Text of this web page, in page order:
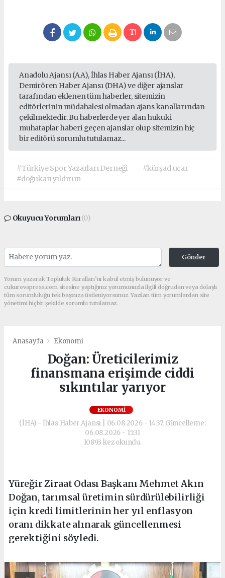
Anadolu Ajansı (AA), İhlas Haber Ajansı (İHA),
Demirören Haber Ajansı (DHA) ve diğer ajanslar
tarafından eklenen tüm haberler, sitemizin
editörlerinin müdahalesi olmadan ajans kanallarından
çekilmektedir. Bu haberlerde yer alan hukuki
muhataplar haberi geçen ajanslar olup sitemizin hiç
bir editörü sorumlu tutulamaz...
#Türkiye Spor Yazarları Derneği
#kürşad uçar
#doğukan yıldırım
Okuyucu Yorumları(0)
Gönder
Yorum yazarak Topluluk Kuralları’nı kabul etmiş bulunuyor ve
cukurovapress.com sitesine yaptığınız yorumunuzla ilgili doğrudan veya dolaylı
tüm sorumluluğu tek başınıza üstleniyorsunuz. Yazılan tüm yorumlardan site
yönetimi hiçbir şekilde sorumlu tutulamaz.
Anasayfa Ekonomi
Doğan: Üreticilerimiz
finansmana erişimde ciddi
sıkıntılar yarıyor
EKONOMI
(İHA) - İhlas Haber Ajansı | 06.08.2026 - 14:37, Güncelleme:
06.08.2026 - 15:31
10893 kez okundu.
Yüreğir Ziraat Odası Başkanı Mehmet Akın
Doğan, tarımsal üretimin sürdürülebilirliği
için kredi limitlerinin her yıl enflasyon
oranı dikkate alınarak güncellenmesi
gerektiğini söyledi.